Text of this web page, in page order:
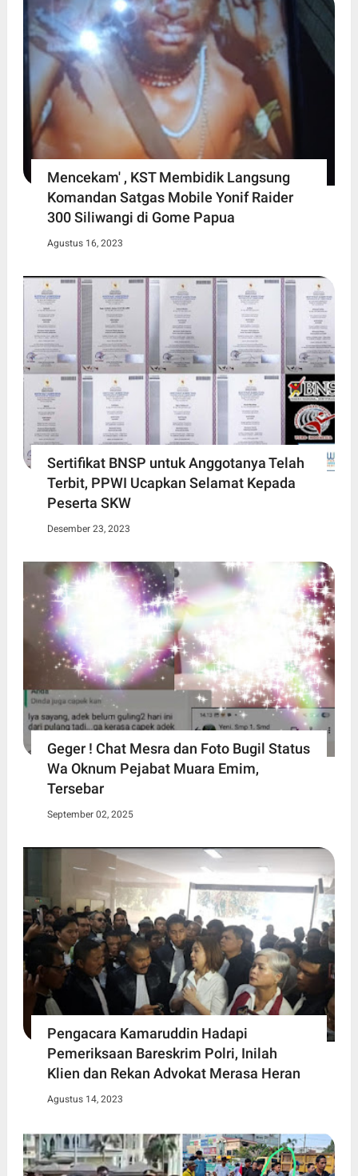
Mencekam' , KST Membidik Langsung
Komandan Satgas Mobile Yonif Raider
300 Siliwangi di Gome Papua
Agustus 16, 2023
Sertifikat BNSP untuk Anggotanya Telah
Terbit, PPWI Ucapkan Selamat Kepada
Peserta SKW
Desember 23, 2023
Geger ! Chat Mesra dan Foto Bugil Status
Wa Oknum Pejabat Muara Emim,
Tersebar
September 02, 2025
Pengacara Kamaruddin Hadapi
Pemeriksaan Bareskrim Polri, Inilah
Klien dan Rekan Advokat Merasa Heran
Agustus 14, 2023